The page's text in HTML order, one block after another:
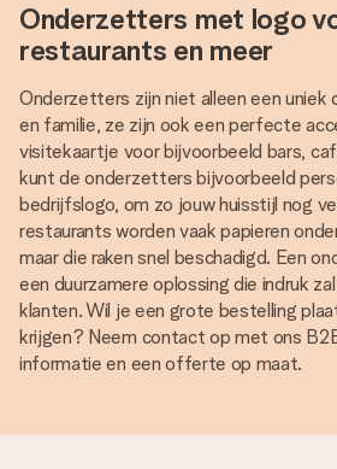
Onderzetters met logo
restaurants en meer
Onderzetters zijn niet alleen een uniek
en familie, ze zijn ook een perfecte
visitekaartje voor bijvoorbeeld bars,
kunt de onderzetters bijvoorbeeld
bedrijfslogo, om zo jouw huisstijl nog
restaurants worden vaak papieren
maar die raken snel beschadigd. Een
een duurzamere oplossing die indruk
klanten. Wil je een grote bestelling
krijgen? Neem contact op met ons
informatie en een offerte op maat.